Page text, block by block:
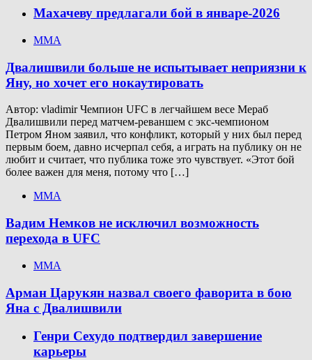
Махачеву предлагали бой в январе-2026
ММА
Двалишвили больше не испытывает неприязни к
Яну, но хочет его нокаутировать
Автор: vladimir Чемпион UFC в легчайшем весе Мераб
Двалишвили перед матчем-реваншем с экс-чемпионом
Петром Яном заявил, что конфликт, который у них был перед
первым боем, давно исчерпал себя, а играть на публику он не
любит и считает, что публика тоже это чувствует. «Этот бой
более важен для меня, потому что […]
ММА
Вадим Немков не исключил возможность
перехода в UFC
ММА
Арман Царукян назвал своего фаворита в бою
Яна с Двалишвили
Генри Сехудо подтвердил завершение
карьеры